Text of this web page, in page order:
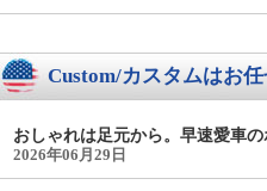
Custom/カスタムはお任
おしゃれは足元から。早速愛車
2026年06月29日